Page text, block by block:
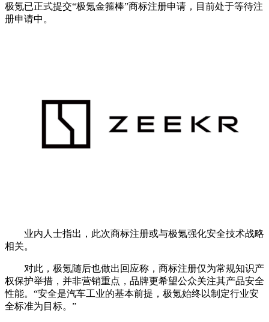
极氪已正式提交“极氪金箍棒”商标注册申请，目前处于等待注
册申请中。
业内人士指出，此次商标注册或与极氪强化安全技术战略
相关。
对此，极氪随后也做出回应称，商标注册仅为常规知识产
权保护举措，并非营销重点，品牌更希望公众关注其产品安全
性能。“安全是汽车工业的基本前提，极氪始终以制定行业安
全标准为目标。”